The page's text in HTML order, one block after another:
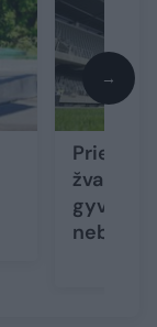
Prieš
nebuvo
→